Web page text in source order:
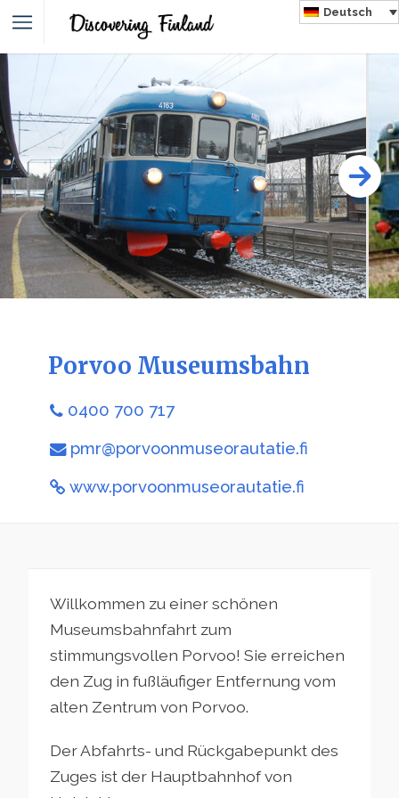
Deutsch
Porvoo Museumsbahn
0400 700 717
pmr@porvoonmuseorautatie.fi
www.porvoonmuseorautatie.fi
Willkommen zu einer schönen
Museumsbahnfahrt zum
stimmungsvollen Porvoo! Sie erreichen
den Zug in fußläufiger Entfernung vom
alten Zentrum von Porvoo.
Der Abfahrts- und Rückgabepunkt des
Zuges ist der Hauptbahnhof von